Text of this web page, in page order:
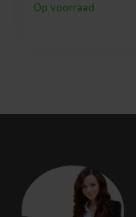
Op voorraad